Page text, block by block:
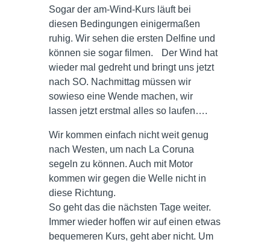
Sogar der am-Wind-Kurs läuft bei
diesen Bedingungen einigermaßen
ruhig. Wir sehen die ersten Delfine und
können sie sogar filmen. Der Wind hat
wieder mal gedreht und bringt uns jetzt
nach SO. Nachmittag müssen wir
sowieso eine Wende machen, wir
lassen jetzt erstmal alles so laufen….
Wir kommen einfach nicht weit genug
nach Westen, um nach La Coruna
segeln zu können. Auch mit Motor
kommen wir gegen die Welle nicht in
diese Richtung.
So geht das die nächsten Tage weiter.
Immer wieder hoffen wir auf einen etwas
bequemeren Kurs, geht aber nicht. Um